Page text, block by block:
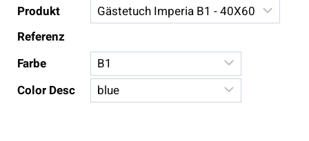
12,50 €9,00 €.
Produkt
Referenz
Farbe
Color Desc